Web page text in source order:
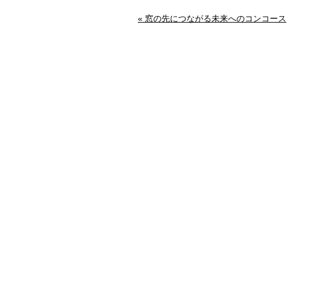
« 窓の先につながる未来へのコンコース